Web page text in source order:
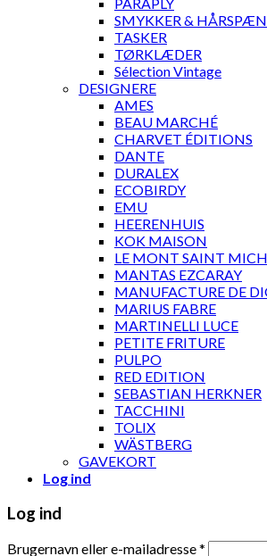
SMYKKER &
TASKER
TØRKLÆDER
Sélection Vintage
DESIGNERE
AMES
BEAU MARCHÉ
CHARVET ÉDITIONS
DANTE
DURALEX
ECOBIRDY
EMU
HEERENHUIS
KOK MAISON
LE MONT SAINT
MANTAS EZCARAY
MANUFACTURE DE
MARIUS FABRE
MARTINELLI LUCE
PETITE FRITURE
PULPO
RED EDITION
SEBASTIAN HERKNER
TACCHINI
TOLIX
WÄSTBERG
GAVEKORT
Log ind
Log ind
Brugernavn eller e-mailadresse*